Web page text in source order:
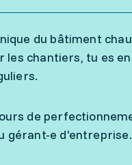
du bâtiment
les chantiers, tu es
de
e